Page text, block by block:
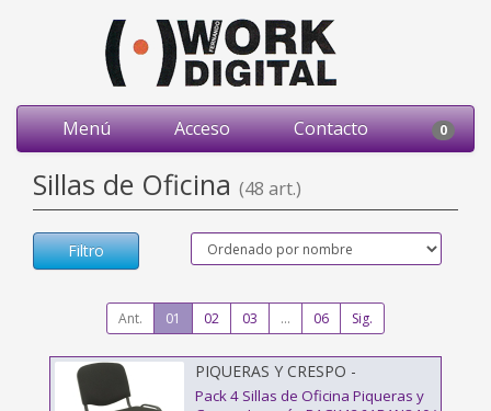
Menú Acceso Contacto 0
Sillas de Oficina (48 art.)
Filtro
Ant. 01 02 03 ... 06 Sig.
PIQUERAS Y CRESPO -
PACK426ARAN840
Pack 4 Sillas de Oficina Piqueras y